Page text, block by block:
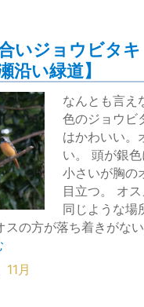
いジョウビタキ
沿い緑道】
なんとも言え
色のジョウビ
はかわいい。
い。 頭が銀
小さいが胸の
目立つ。 オス
同じような場
スの方が落ち着きがない
ジョウビタキ（雄）【
11月